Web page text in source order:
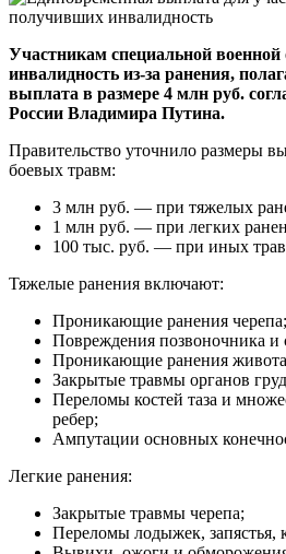
Участникам специальной
инвалидность из-за ранения,
выплата в размере 4 млн руб.
России Владимира Путина.
Правительство уточнило размеры
боевых травм:
3 млн руб. — при тяжелых
1 млн руб. — при легких
100 тыс. руб. — при иных
Тяжелые ранения включают:
Проникающие ранения черепа;
Повреждения позвоночника и
Проникающие ранения
Закрытые травмы органов
Переломы костей таза и
ребер;
Ампутации основных
Легкие ранения:
Закрытые травмы черепа;
Переломы лодыжек, запястья,